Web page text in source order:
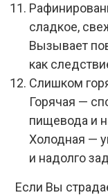
сладкое,
Вызывает
как
Слишком
Горячая —
пищевода и
Холодная —
и надолго
Если Вы